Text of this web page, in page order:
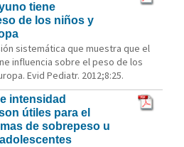
tiene
de los niños y
sistemática que muestra que el
influencia sobre el peso de los
Evid Pediatr. 2012;8:25.
intensidad
útiles para el
de sobrepeso u